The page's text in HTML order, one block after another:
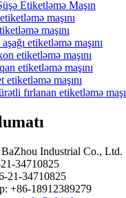
Etiketləmə Maşın
maşını
maşını
etiketləmə maşını
etiketləmə maşını
etiketləmə maşını
etiketləmə maşını
fırlanan etiketləmə
BaZhou Industrial Co., Ltd.
34710825
21-34710825
+86-18912389279